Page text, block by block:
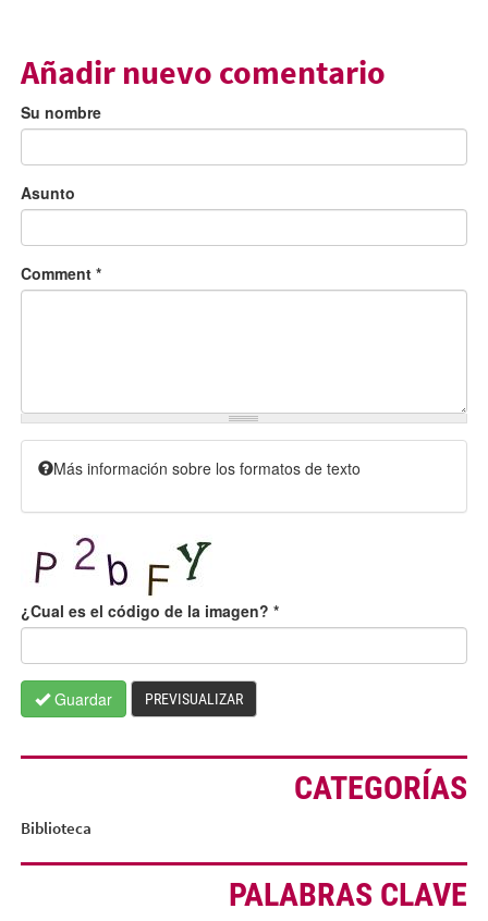
Añadir nuevo comentario
Su nombre
Asunto
Comment *
Más información sobre los formatos de texto
¿Cual es el código de la imagen? *
Guardar PREVISUALIZAR
CATEGORÍAS
Biblioteca
PALABRAS CLAVE